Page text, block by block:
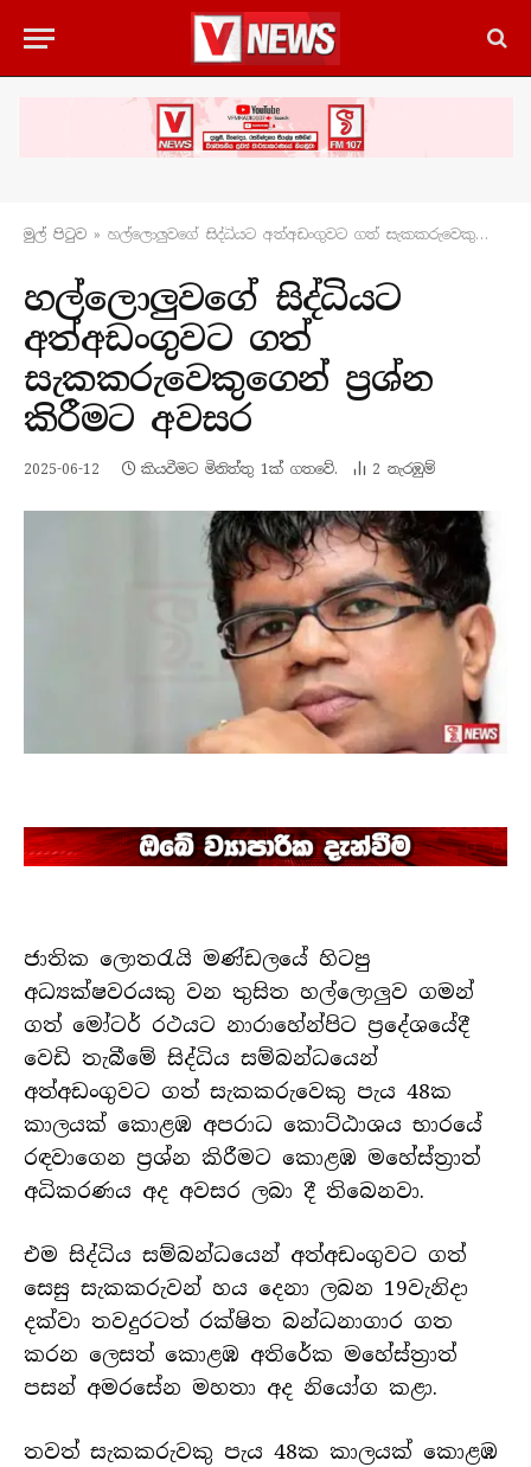
මුල් පිටු​ව » හල්ලොලුවගේ සිද්ධියට අත්අඩංගුවට ගත් සැකකරුවෙකුගෙන් ප්‍රශ්න කිරීමට අවසර
හල්ලොලුවගේ සිද්ධියට
අත්අඩංගුවට ගත්
සැකකරුවෙකුගෙන් ප්‍රශ්න
කිරීමට අවසර
2025-06-12 කියවීමට මිනිත්තු 1ක් ගතවේ. 2 නැරඹු​ම්
ජාතික ලොතරැයි මණ්ඩලයේ හිටපු
අධ්‍යක්ෂවරයකු වන තුසිත හල්ලොලුව ගමන්
ගත් මෝටර් රථයට නාරාහේන්පිට ප්‍රදේශයේදී
වෙඩි තැබීමේ සිද්ධිය සම්බන්ධයෙන්
අත්අඩංගුවට ගත් සැකකරුවෙකු පැය 48ක
කාලයක් කොළඹ අපරාධ කොට්ඨාශය භාරයේ
රඳවාගෙන ප්‍රශ්න කිරීමට කොළඹ මහේස්ත්‍රාත්
අධිකරණය අද අවසර ලබා දී තිබෙනවා.
එම සිද්ධිය සම්බන්ධයෙන් අත්අඩංගුවට ගත්
සෙසු සැකකරුවන් හය දෙනා ලබන 19වැනිදා
දක්වා තවදුරටත් රක්ෂිත බන්ධනාගාර ගත
කරන ලෙසත් කොළඹ අතිරේක මහේස්ත්‍රාත්
පසන් අමරසේන මහතා අද නියෝග කළා.
තවත් සැකකරුවකු පැය 48ක කාලයක් කොළඹ